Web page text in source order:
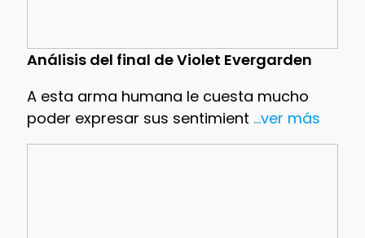
Análisis del final de Violet Evergarden
A esta arma humana le cuesta mucho
poder expresar sus sentimient ...ver más